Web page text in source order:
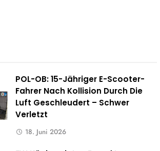
POL-OB: 15-Jähriger E-Scooter-
Fahrer Nach Kollision Durch Die
Luft Geschleudert – Schwer
Verletzt
18. Juni 2026